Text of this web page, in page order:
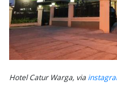
Hotel Catur Warga, via